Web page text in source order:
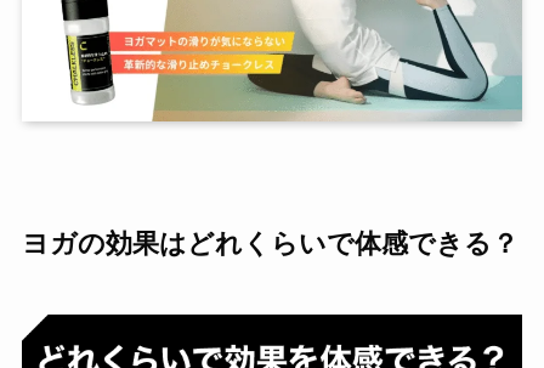
ヨガの効果はどれくらいで体感できる？